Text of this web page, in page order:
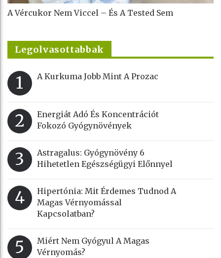
A Vércukor Nem Viccel – És A Tested Sem
Legolvasottabbak
1 A Kurkuma Jobb Mint A Prozac
2
Energiát Adó És Koncentrációt
Fokozó Gyógynövények
3
Astragalus: Gyógynövény 6
Hihetetlen Egészségügyi Előnnyel
4
Hipertónia: Mit Érdemes Tudnod A
Magas Vérnyomással
Kapcsolatban?
5
Miért Nem Gyógyul A Magas
Vérnyomás?